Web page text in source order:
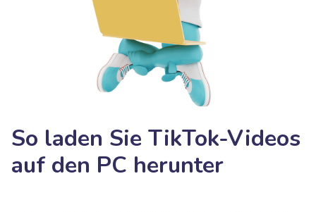
So laden Sie TikTok-Videos
auf den PC herunter